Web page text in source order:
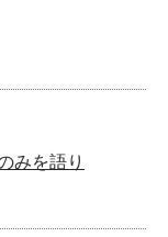
みを語り